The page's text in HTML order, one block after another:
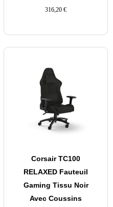
316,20 €
Corsair TC100
RELAXED Fauteuil
Gaming Tissu Noir
Avec Coussins